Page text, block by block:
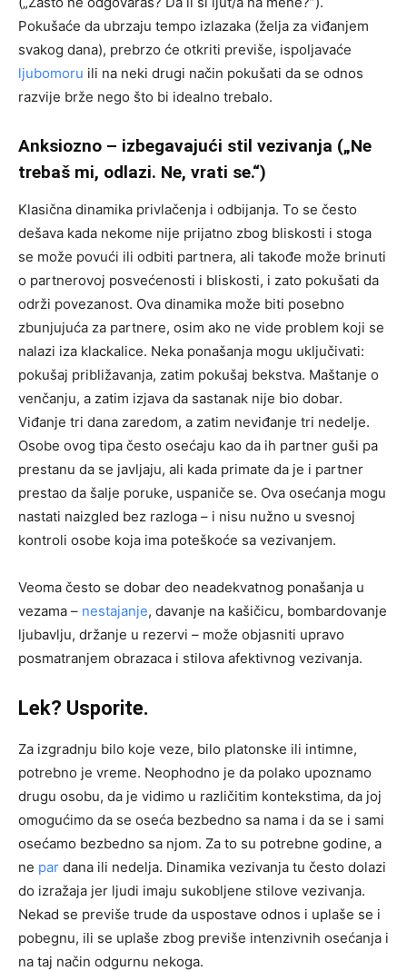
Pokušaće da ubrzaju tempo izlazaka (želja za viđanjem
svakog dana), prebrzo će otkriti previše, ispoljavaće
ljubomoru ili na neki drugi način pokušati da se odnos
razvije brže nego što bi idealno trebalo.
Anksiozno – izbegavajući stil vezivanja („Ne
trebaš mi, odlazi. Ne, vrati se.“)
Klasična dinamika privlačenja i odbijanja. To se često
dešava kada nekome nije prijatno zbog bliskosti i stoga
se može povući ili odbiti partnera, ali takođe može brinuti
o partnerovoj posvećenosti i bliskosti, i zato pokušati da
održi povezanost. Ova dinamika može biti posebno
zbunjujuća za partnere, osim ako ne vide problem koji se
nalazi iza klackalice. Neka ponašanja mogu uključivati:
pokušaj približavanja, zatim pokušaj bekstva. Maštanje o
venčanju, a zatim izjava da sastanak nije bio dobar.
Viđanje tri dana zaredom, a zatim neviđanje tri nedelje.
Osobe ovog tipa često osećaju kao da ih partner guši pa
prestanu da se javljaju, ali kada primate da je i partner
prestao da šalje poruke, uspaniče se. Ova osećanja mogu
nastati naizgled bez razloga – i nisu nužno u svesnoj
kontroli osobe koja ima poteškoće sa vezivanjem.
Veoma često se dobar deo neadekvatnog ponašanja u
vezama – nestajanje, davanje na kašičicu, bombardovanje
ljubavlju, držanje u rezervi – može objasniti upravo
posmatranjem obrazaca i stilova afektivnog vezivanja.
Lek? Usporite.
Za izgradnju bilo koje veze, bilo platonske ili intimne,
potrebno je vreme. Neophodno je da polako upoznamo
drugu osobu, da je vidimo u različitim kontekstima, da joj
omogućimo da se oseća bezbedno sa nama i da se i sami
osećamo bezbedno sa njom. Za to su potrebne godine, a
ne par dana ili nedelja. Dinamika vezivanja tu često dolazi
do izražaja jer ljudi imaju sukobljene stilove vezivanja.
Nekad se previše trude da uspostave odnos i uplaše se i
pobegnu, ili se uplaše zbog previše intenzivnih osećanja i
na taj način odgurnu nekoga.